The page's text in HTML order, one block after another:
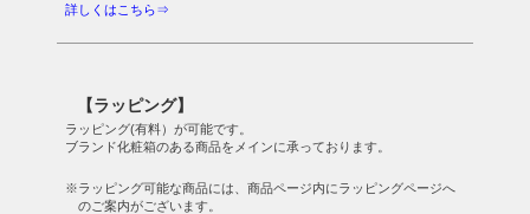
詳しくはこちら⇒
【ラッピング】
ラッピング(有料）が可能です。
ブランド化粧箱のある商品をメインに承っております。
※ラッピング可能な商品には、商品ページ内にラッピングページへ
のご案内がございます。